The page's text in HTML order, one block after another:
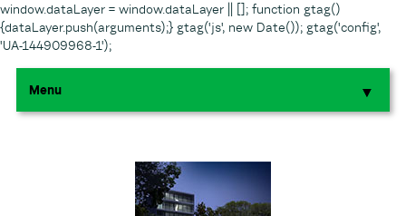
window.dataLayer = window.dataLayer || []; function gtag()
{dataLayer.push(arguments);} gtag('js', new Date()); gtag('config',
'UA-144909968-1');
Menu ▼
▼